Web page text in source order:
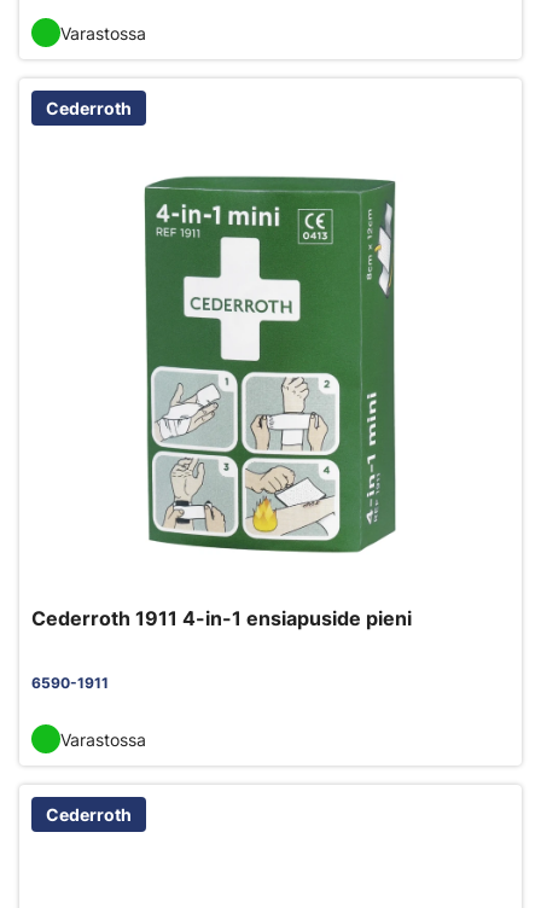
Varastossa
Cederroth
Cederroth 1911 4-in-1 ensiapuside pieni
6590-1911
Varastossa
Cederroth